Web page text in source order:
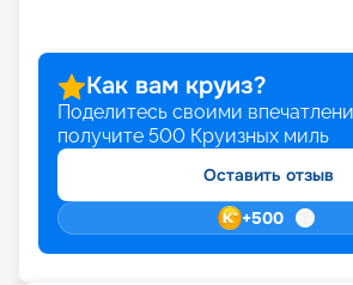
Как вам круиз?
Поделитесь своими
получите 500 Круизных миль
Оставить отзыв
+500